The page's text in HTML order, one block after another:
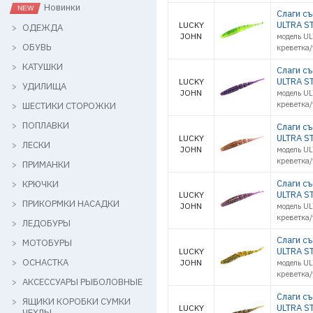
Новинки
ОДЕЖДА
ОБУВЬ
КАТУШКИ
УДИЛИЩА
ШЕСТИКИ СТОРОЖКИ
ПОПЛАВКИ
ЛЕСКИ
ПРИМАНКИ
КРЮЧКИ
ПРИКОРМКИ НАСАДКИ
ЛЕДОБУРЫ
МОТОБУРЫ
ОСНАСТКА
АКСЕССУАРЫ РЫБОЛОВНЫЕ
ЯЩИКИ КОРОБКИ СУМКИ
LUCKY
JOHN
Слаги
ULTRA
модель
LUCKY
JOHN
Слаги
ULTRA
модель
LUCKY
JOHN
Слаги
ULTRA
модель
LUCKY
JOHN
Слаги
ULTRA
модель
LUCKY
JOHN
Слаги
ULTRA
модель
LUCKY
Слаги
ULTRA